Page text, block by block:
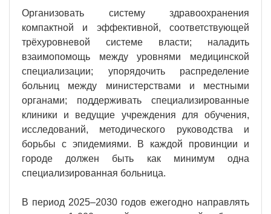
Организовать систему здравоохранения
компактной и эффективной, соответствующей
трёхуровневой системе власти; наладить
взаимопомощь между уровнями медицинской
специализации; упорядочить распределение
больниц между министерствами и местными
органами; поддерживать специализированные
клиники и ведущие учреждения для обучения,
исследований, методического руководства и
борьбы с эпидемиями. В каждой провинции и
городе должен быть как минимум одна
специализированная больница.
В период 2025–2030 годов ежегодно направлять